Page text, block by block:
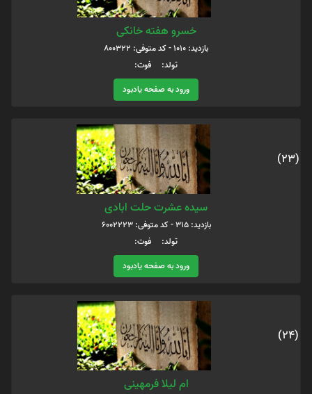
خسرو هفته خانکی
بازدید: 1010 - کد متوفی: 800322
تولد: فوت:
ورود به صفحه یادبود
(23)
سیده عشرت حلت ابادی
بازدید: 315 - کد متوفی: 6002223
تولد: فوت:
ورود به صفحه یادبود
(24)
ام لیلا فرمهینی